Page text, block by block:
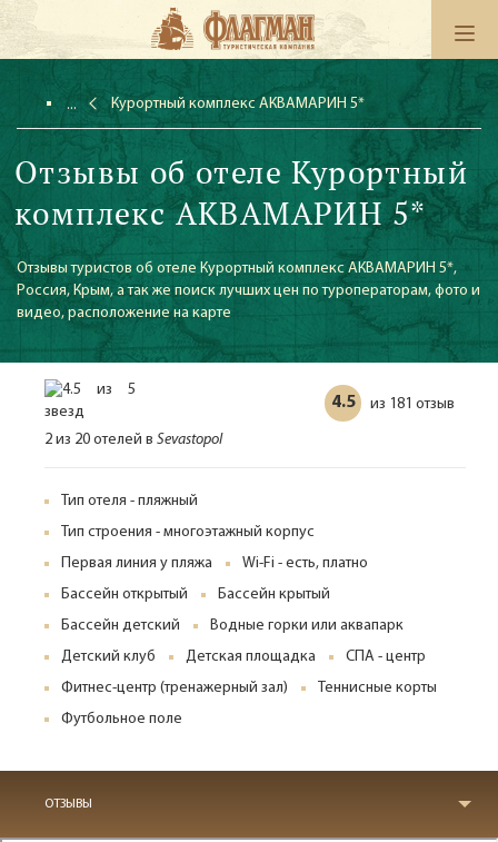
Курортный комплекс АКВАМАРИН 5*
Отзывы об отеле Курортный
комплекс АКВАМАРИН 5*
Отзывы туристов об отеле Курортный комплекс АКВАМАРИН 5*,
Россия, Крым, а так же поиск лучших цен по туроператорам, фото и
видео, расположение на карте
4.5 из 181 отзыв
2 из 20 отелей в Sevastopol
Тип отеля - пляжный
Тип строения - многоэтажный корпус
Первая линия у пляжа
Wi-Fi - есть, платно
Бассейн открытый
Бассейн крытый
Бассейн детский
Водные горки или аквапарк
Детский клуб
Детская площадка
СПА - центр
Фитнес-центр (тренажерный зал)
Теннисные корты
Футбольное поле
ОТЗЫВЫ